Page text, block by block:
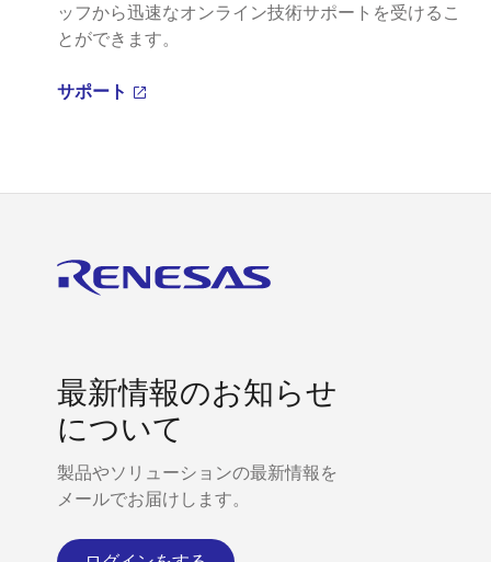
ッフから迅速なオンライン技術サポートを受けるこ
とができます。
サポート
最新情報のお知らせ
について
製品やソリューションの最新情報を
メールでお届けします。